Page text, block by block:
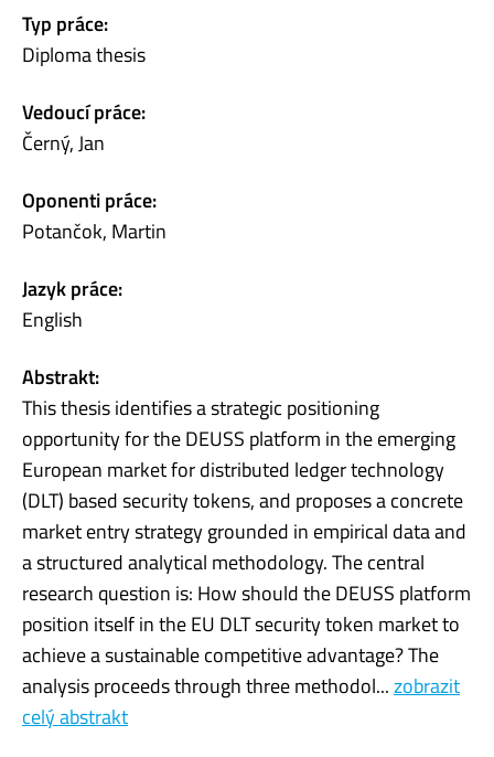
Typ práce:
Diploma thesis
Vedoucí práce:
Černý, Jan
Oponenti práce:
Potančok, Martin
Jazyk práce:
English
Abstrakt:
This thesis identifies a strategic positioning
opportunity for the DEUSS platform in the emerging
European market for distributed ledger technology
(DLT) based security tokens, and proposes a concrete
market entry strategy grounded in empirical data and
a structured analytical methodology. The central
research question is: How should the DEUSS platform
position itself in the EU DLT security token market to
achieve a sustainable competitive advantage? The
analysis proceeds through three methodol...zobrazit
celý abstrakt